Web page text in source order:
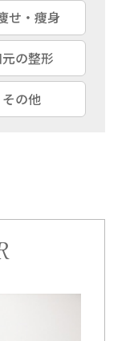
せ・痩身
元の整形
その他